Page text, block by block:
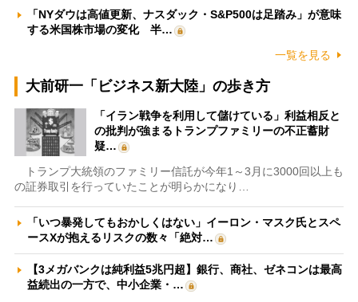
「NYダウは高値更新、ナスダック・S&P500は足踏み」が意味
する米国株市場の変化 半…
一覧を見る
大前研一「ビジネス新大陸」の歩き方
「イラン戦争を利用して儲けている」利益相反と
の批判が強まるトランプファミリーの不正蓄財
疑…
トランプ大統領のファミリー信託が今年1～3月に3000回以上も
の証券取引を行っていたことが明らかになり…
「いつ暴発してもおかしくはない」イーロン・マスク氏とスペ
ースXが抱えるリスクの数々「絶対…
【3メガバンクは純利益5兆円超】銀行、商社、ゼネコンは最高
益続出の一方で、中小企業・…